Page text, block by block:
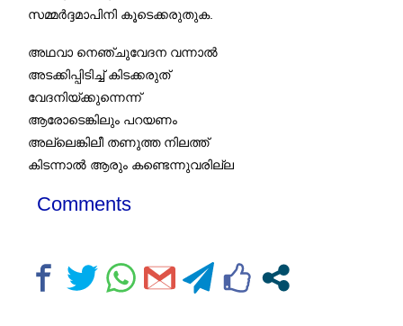
സമ്മർദ്ദമാപിനി കൂടെക്കരുതുക.
അഥവാ നെഞ്ചുവേദന വന്നാൽ
അടക്കിപ്പിടിച്ച് കിടക്കരുത്
വേദനിയ്ക്കുന്നെന്ന്
ആരോടെങ്കിലും പറയണം
അല്ലെങ്കിലീ തണുത്ത നിലത്ത്
കിടന്നാൽ ആരും കണ്ടെന്നുവരില്ല
Comments